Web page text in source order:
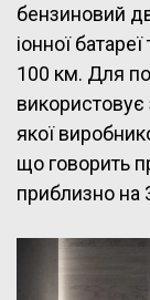
бензиновий
іонної
100 км. Для
використовує
якої
що говорить
приблизно на